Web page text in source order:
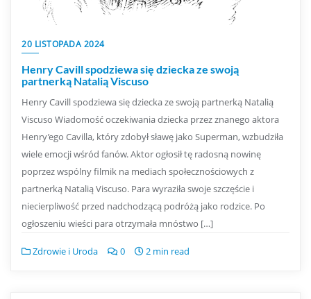
20 LISTOPADA 2024
Henry Cavill spodziewa się dziecka ze swoją
partnerką Natalią Viscuso
Henry Cavill spodziewa się dziecka ze swoją partnerką Natalią
Viscuso Wiadomość oczekiwania dziecka przez znanego aktora
Henry’ego Cavilla, który zdobył sławę jako Superman, wzbudziła
wiele emocji wśród fanów. Aktor ogłosił tę radosną nowinę
poprzez wspólny filmik na mediach społecznościowych z
partnerką Natalią Viscuso. Para wyraziła swoje szczęście i
niecierpliwość przed nadchodzącą podróżą jako rodzice. Po
ogłoszeniu wieści para otrzymała mnóstwo […]
Zdrowie i Uroda 0 2 min read